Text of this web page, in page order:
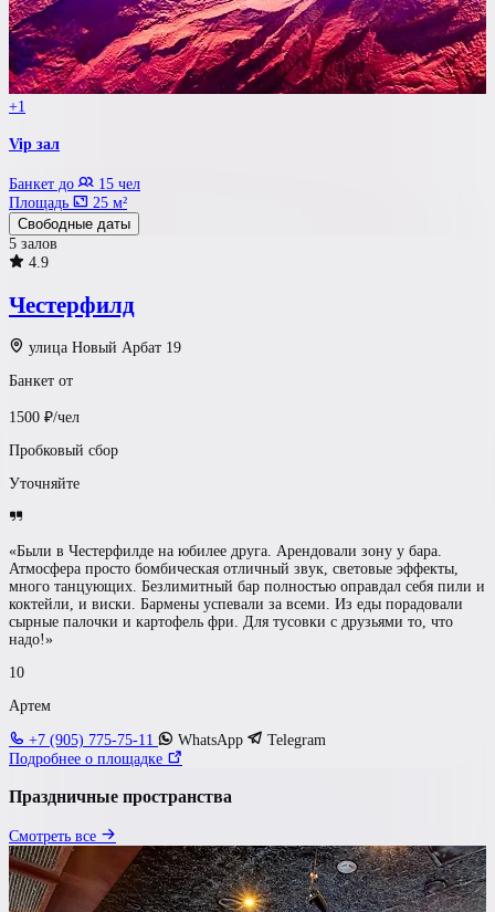
+1
Vip зал
Банкет до
15 чел
Площадь
25 м²
Свободные даты
5 залов
4.9
Честерфилд
улица Новый Арбат 19
Банкет от
1500 ₽/чел
Пробковый сбор
Уточняйте
«Были в Честерфилде на юбилее друга. Арендовали зону у бара.
Атмосфера просто бомбическая отличный звук, световые эффекты,
много танцующих. Безлимитный бар полностью оправдал себя пили и
коктейли, и виски. Бармены успевали за всеми. Из еды порадовали
сырные палочки и картофель фри. Для тусовки с друзьями то, что
надо!»
10
Артем
+7 (905) 775-75-11 WhatsApp
Telegram
Подробнее о площадке
Праздничные пространства
Смотреть все